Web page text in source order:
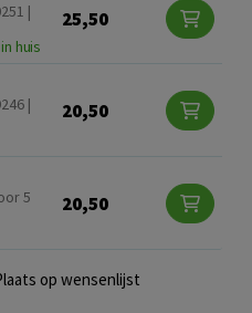
|
huis
25,50
|
20,50
5
20,50
op wensenlijst